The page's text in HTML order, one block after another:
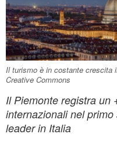
Il turismo è in costante
Creative Commons
Il Piemonte registra un
internazionali nel
leader in Italia